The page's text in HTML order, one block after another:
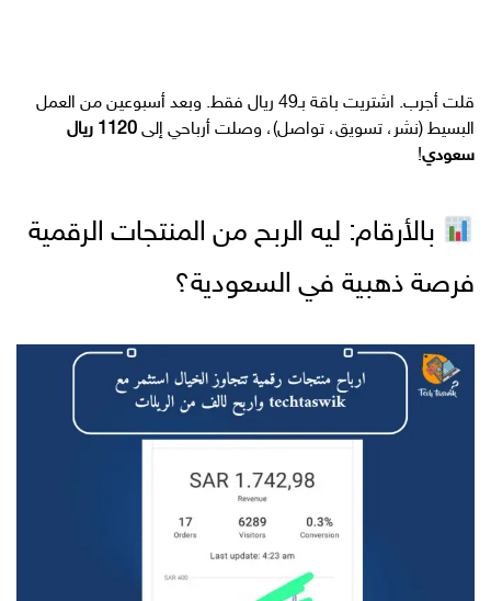
قلت أجرب. اشتريت باقة بـ49 ريال فقط. وبعد أسبوعين من العمل
البسيط (نشر، تسويق، تواصل)، وصلت أرباحي إلى
1120 ريال
سعودي!
بالأرقام: ليه الربح من المنتجات الرقمية
فرصة ذهبية في السعودية؟